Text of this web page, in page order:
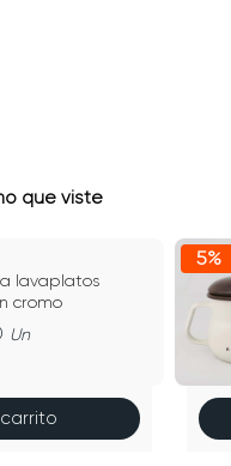
que viste
lavaplatos
cromo
Un
5%